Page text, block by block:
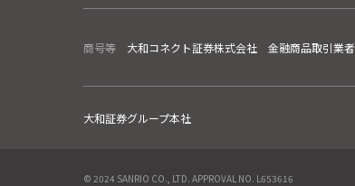
商号等 大和コネクト証券株式会社 金融商品取引業
大和証券グループ本社
© 2024 SANRIO CO., LTD. APPROVAL NO. L653616